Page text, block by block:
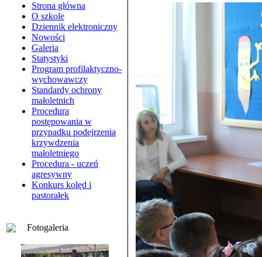
Strona główna
O szkole
Dziennik elektroniczny
Nowości
Galeria
Statystyki
Program profilaktyczno-
wychowawczy
Standardy ochrony
małoletnich
Procedura
postępowania w
przypadku podejrzenia
krzywdzenia
małoletniego
Procedura - uczeń
agresywny
Konkurs kolęd i
pastorałek
Fotogaleria